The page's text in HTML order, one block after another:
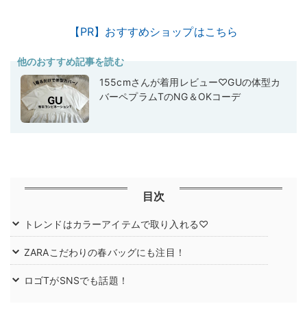
【PR】おすすめショップはこちら
他のおすすめ記事を読む
155cmさんが着用レビュー♡GUの体型カ
バーペプラムTのNG＆OKコーデ
目次
トレンドはカラーアイテムで取り入れる♡
ZARAこだわりの春バッグにも注目！
ロゴTがSNSでも話題！